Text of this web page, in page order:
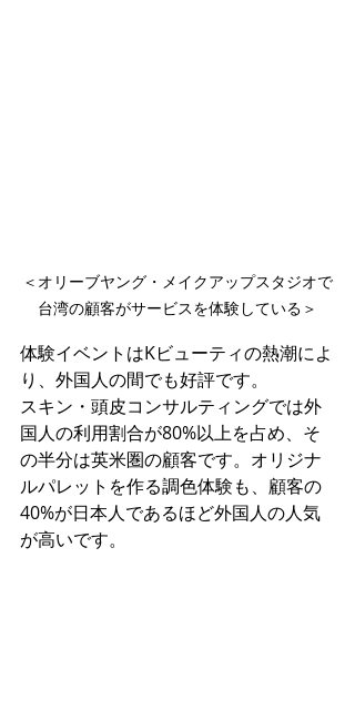
＜オリーブヤング・メイクアップスタジオで
台湾の顧客がサービスを体験している＞
体験イベントはKビューティの熱潮によ
り、外国人の間でも好評です。
スキン・頭皮コンサルティングでは外
国人の利用割合が80%以上を占め、そ
の半分は英米圏の顧客です。オリジナ
ルパレットを作る調色体験も、顧客の
40%が日本人であるほど外国人の人気
が高いです。